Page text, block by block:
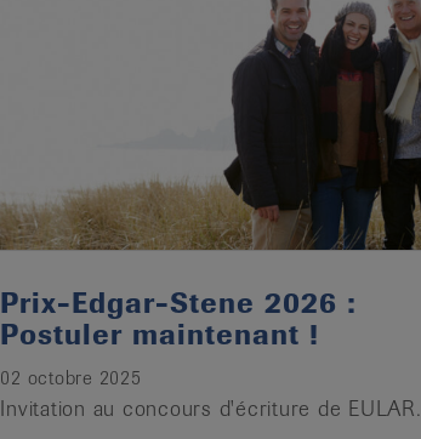
Prix-Edgar-Stene 2026 :
Postuler maintenant !
02 octobre 2025
Invitation au concours d'écriture de EULAR.